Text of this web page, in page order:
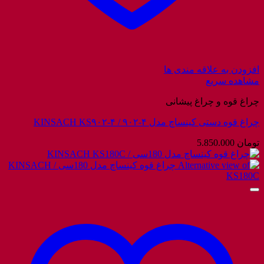
افزودن به علاقه مندی ها
مشاهده سریع
چراغ قوه و چراغ پیشانی
چراغ قوه دستی کینساچ مدل ۴-۹۰۲ / KINSACH KS۹۰۲-۴
تومان